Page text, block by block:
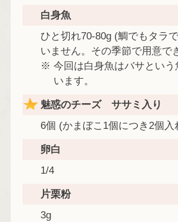
白身魚
ひと切れ70-80g (鯛でもタラ
いません。その季節で用意で
今回は白身魚はバサという
います。
魅惑のチーズ ササミ入り
6個 (かまぼこ1個につき2個入
卵白
1/4
片栗粉
3g